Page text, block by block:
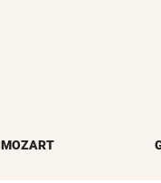
MOZART